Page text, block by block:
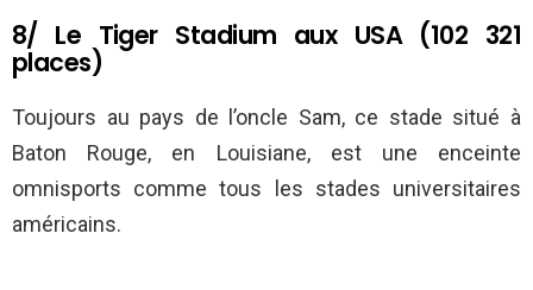
8/ Le Tiger Stadium aux USA (102 321
places)
Toujours au pays de l’oncle Sam, ce stade situé à
Baton Rouge, en Louisiane, est une enceinte
omnisports comme tous les stades universitaires
américains.